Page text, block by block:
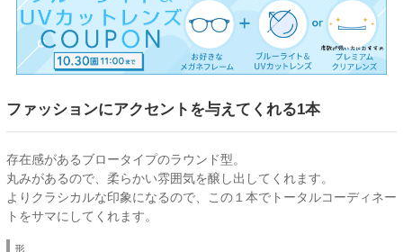
ファッションにアクセントを与えてくれる1本
存在感があるブロータイプのラウンド型。
丸みがあるので、柔らかい雰囲気を醸し出してくれます。
よりクラシカルな印象になるので、この１本でトータルコーディネー
トをサマにしてくれます。
形